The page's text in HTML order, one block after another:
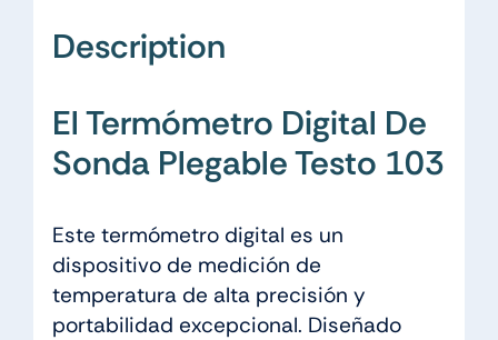
Description
El Termómetro Digital De
Sonda Plegable Testo 103
Este termómetro digital es un
dispositivo de medición de
temperatura de alta precisión y
portabilidad excepcional. Diseñado